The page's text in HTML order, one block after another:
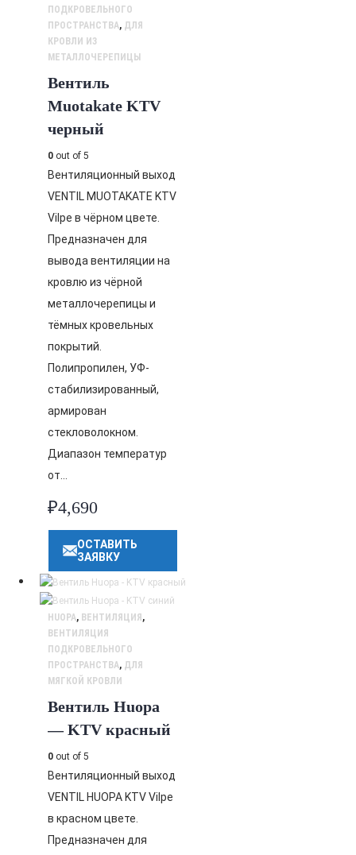
ПОДКРОВЕЛЬНОГО
ПРОСТРАНСТВА, ДЛЯ
КРОВЛИ ИЗ
МЕТАЛЛОЧЕРЕПИЦЫ
Вентиль
Muotakate KTV
черный
0 out of 5
Вентиляционный выход
VENTIL MUOTAKATE KTV
Vilpe в чёрном цвете.
Предназначен для
вывода вентиляции на
кровлю из чёрной
металлочерепицы и
тёмных кровельных
покрытий.
Полипропилен, УФ-
стабилизированный,
армирован
стекловолокном.
Диапазон температур
от…
₽4,690
ОСТАВИТЬ
ЗАЯВКУ
HUOPA, ВЕНТИЛЯЦИЯ,
ВЕНТИЛЯЦИЯ
ПОДКРОВЕЛЬНОГО
ПРОСТРАНСТВА, ДЛЯ
МЯГКОЙ КРОВЛИ
Вентиль Huopa
— KTV красный
0 out of 5
Вентиляционный выход
VENTIL HUOPA KTV Vilpe
в красном цвете.
Предназначен для